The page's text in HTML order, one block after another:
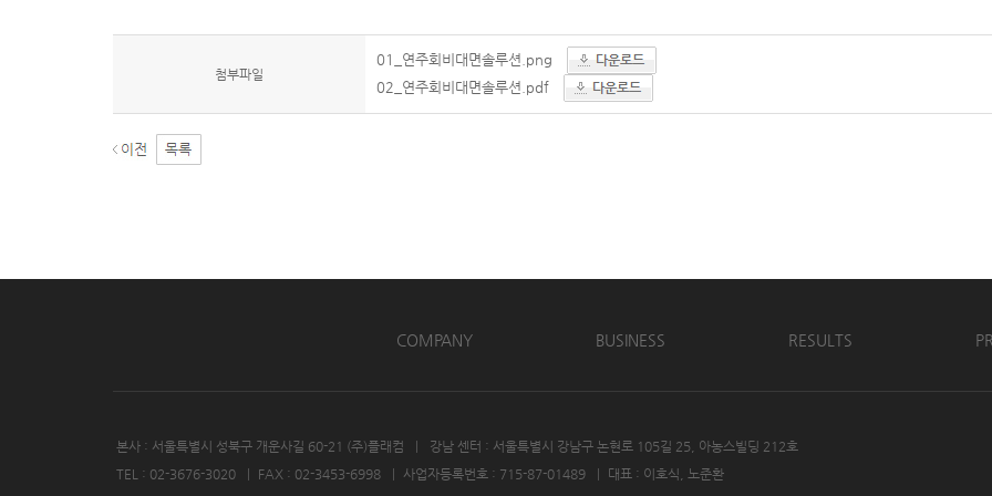
첨부파일
01_연주회비대면솔루션.png
02_연주회비대면솔루션.pdf
COMPANY BUSINESS RESULTS
본사 : 서울특별시 성북구 개운사길 60-21 (주)플래컴
강남 센터 : 서울특별시 강남구 논현로 105길 25, 아농스빌딩 212호
TEL : 02-3676-3020
FAX : 02-3453-6998 사업자등록번호 : 715-87-01489
대표 : 이호식, 노준환